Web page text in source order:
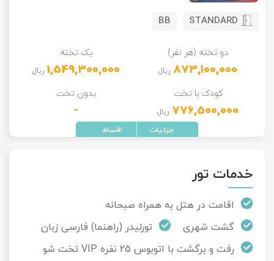
STANDARD
BB
دو تخته (هر نفر)
873,100,000 ریال
یک تخته
1,549,300,000 ریال
کودک با تخت
776,500,000 ریال
بدون تخت
-
خدمات تور
اقامت در هتل به همراه صبحانه
گشت شهری
تورلیدر (راهنما) فارسی زبان
رفت و برگشت با اتوبوس 25 نفره VIP تخت شو